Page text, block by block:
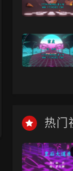
热门